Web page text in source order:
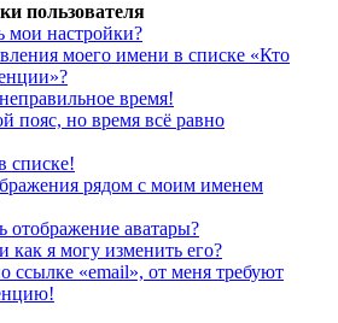
пользователя
мои настройки?
моего имени в списке «Кто
время!
пояс, но время всё равно
списке!
рядом с моим именем
отображение аватары?
как я могу изменить его?
ссылке «email», от меня требуют